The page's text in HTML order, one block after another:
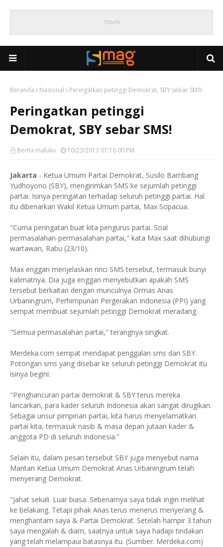
Beranda Nasional Peringatkan petinggi Demokrat, SBY sebar SMS!
Peringatkan petinggi
Demokrat, SBY sebar SMS!
Berita maluku 10/23/2013 07:16:00 PM
Jakarta - Ketua Umum Partai Demokrat, Susilo Bambang
Yudhoyono (SBY), mengirimkan SMS ke sejumlah petinggi
partai. Isinya peringatan terhadap seluruh petinggi partai. Hal
itu dibenarkan Wakil Ketua Umum partai, Max Sopacua.
"Cuma peringatan buat kita pengurus partai. Soal
permasalahan-permasalahan partai," kata Max saat dihubungi
wartawan, Rabu (23/10).
Max enggan menjelaskan rinci SMS tersebut, termasuk bunyi
kalimatnya. Dia juga enggan menyebutkan apakah SMS
tersebut berkaitan dengan munculnya Ormas Anas
Urbaningrum, Perhimpunan Pergerakan Indonesia (PPI) yang
sempat membuat sejumlah petinggi Demokrat meradang.
"Semua permasalahan partai," terangnya singkat.
Merdeka.com sempat mendapat penggalan sms dari SBY.
Potongan sms yang disebar ke seluruh petinggi Demokrat itu
isinya begini:
"Penghancuran partai demokrat & SBY terus mereka
lancarkan, para kader seluruh Indonesia akan sangat dirugikan.
Sebagai unsur pimpinan partai, kita harus menyelamatkan
partai kita, termasuk nasib & masa depan jutaan kader &
anggota PD di seluruh Indonesia."
Selain itu, dalam pesan tersebut SBY juga menyebut nama
Mantan Ketua Umum Demokrat Anas Urbaningrum telah
menyerang Demokrat.
"Jahat sekali. Luar biasa. Sebenarnya saya tidak ingin melihat
ke belakang. Tetapi pihak Anas terus menerus menyerang &
menghantam saya & Partai Demokrat. Setelah hampir 3 tahun
saya mengalah & diam, saatnya untuk saya hadapi tindakan
yang telah melampaui batasnya itu. (Sumber: Merdeka.com)